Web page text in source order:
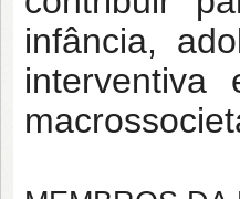
infância,
interventiva